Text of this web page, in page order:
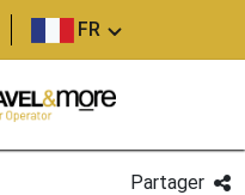
FR
Partager